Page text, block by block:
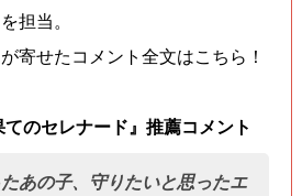
担当。
寄せたコメント全文はこちら！
のセレナード』推薦コメント
あの子、守りたいと思ったエ